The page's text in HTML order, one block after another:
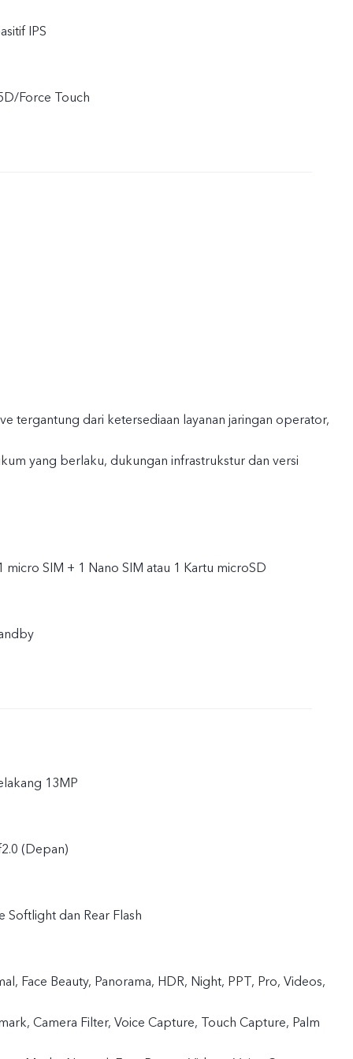
IPS
Force Touch
tergantung dari ketersediaan layanan jaringan operator,
yang berlaku, dukungan infrastrukstur dan versi
micro SIM + 1 Nano SIM atau 1 Kartu microSD
13MP
(Depan)
Softlight dan Rear Flash
Face Beauty, Panorama, HDR, Night, PPT, Pro, Videos,
Camera Filter, Voice Capture, Touch Capture, Palm